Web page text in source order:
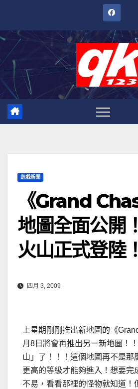
內
遊戲新聞
《Grand
地圖全面公開
火山正式登陸！
四月 3, 2009
上星期剛剛推出新地圖的《
月8日將會再推出另一新地圖！
山」了！！！這個地圖再不是那
更高的等級才能夠進入！想要完
不易，看看那裡的怪物就知道！